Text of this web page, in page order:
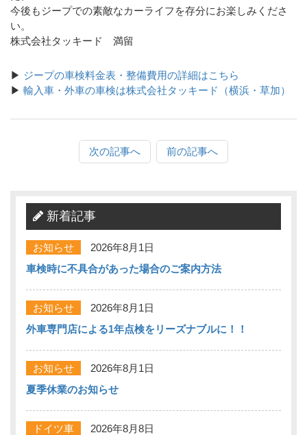
今後もジープでの素敵なカーライフを存分にお楽しみくださ
い。
株式会社タッキード 満留
▶ ジープの車検料金表・整備費用の詳細はこちら
▶ 輸入車・外車の車検は株式会社タッキード（横浜・草加）
次の記事へ 前の記事へ
新着記事
お知らせ
2026年8月1日
車検時に不具合があった場合のご案内方法
お知らせ
2026年8月1日
外車専門店による1年点検をリーズナブルに！！
お知らせ
2026年8月1日
夏季休業のお知らせ
ドイツ車
2026年8月8日